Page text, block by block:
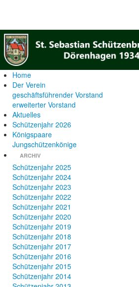
Home
Der Verein
geschäftsführender Vorstand
erweiterter Vorstand
Aktuelles
Schützenjahr 2026
Königspaare
Jungschützenkönige
ARCHIV
Schützenjahr 2025
Schützenjahr 2024
Schützenjahr 2023
Schützenjahr 2022
Schützenjahr 2021
Schützenjahr 2020
Schützenjahr 2019
Schützenjahr 2018
Schützenjahr 2017
Schützenjahr 2016
Schützenjahr 2015
Schützenjahr 2014